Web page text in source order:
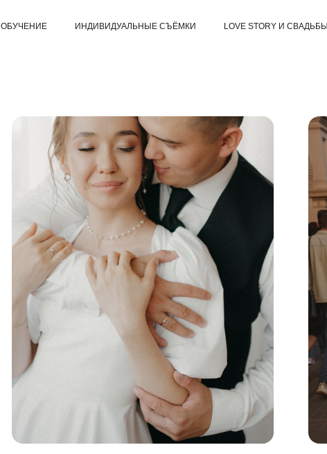
ОБУЧЕНИЕ ИНДИВИДУАЛЬНЫЕ СЪЁМКИ LOVE STORY И СВАДЬБЫ